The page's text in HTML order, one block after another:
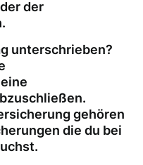
der
unterschrieben?
gehören
die du bei